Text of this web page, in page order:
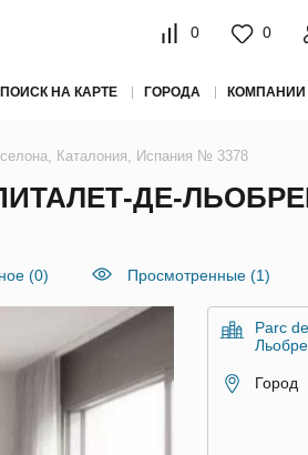
0 0
ПОИСК НА КАРТЕ ГОРОДА КОМПАНИИ
Каталония, Испания № 3378
ДЕ-
(0) Просмотренные (1)
Parc
Город